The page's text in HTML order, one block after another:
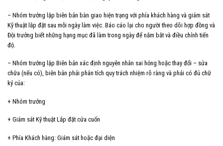
– Nhóm trưởng lập biên bản bàn giao hiện trạng với phía khách hàng và giám sát
Kỹ thuật lắp đặt sau mỗi ngày làm việc. Báo cáo lại cho người theo dõi hợp đồng và
Đội trưởng biết những hạng mục đã làm trong ngày để nắm bắt và điều chỉnh tiến
độ.
– Nhóm trưởng lập Biên bản xác định nguyên nhân sai hỏng hoặc thay đổi – sửa
chữa (nếu có), biên bản phải phân tích quy trách nhiệm rõ ràng và phải có đủ chữ
ký của:
+ Nhóm trưởng
+ Giám sát Kỹ thuật Lắp đặt cửa cuốn
+ Phía Khách hàng: Giám sát hoặc đại diện